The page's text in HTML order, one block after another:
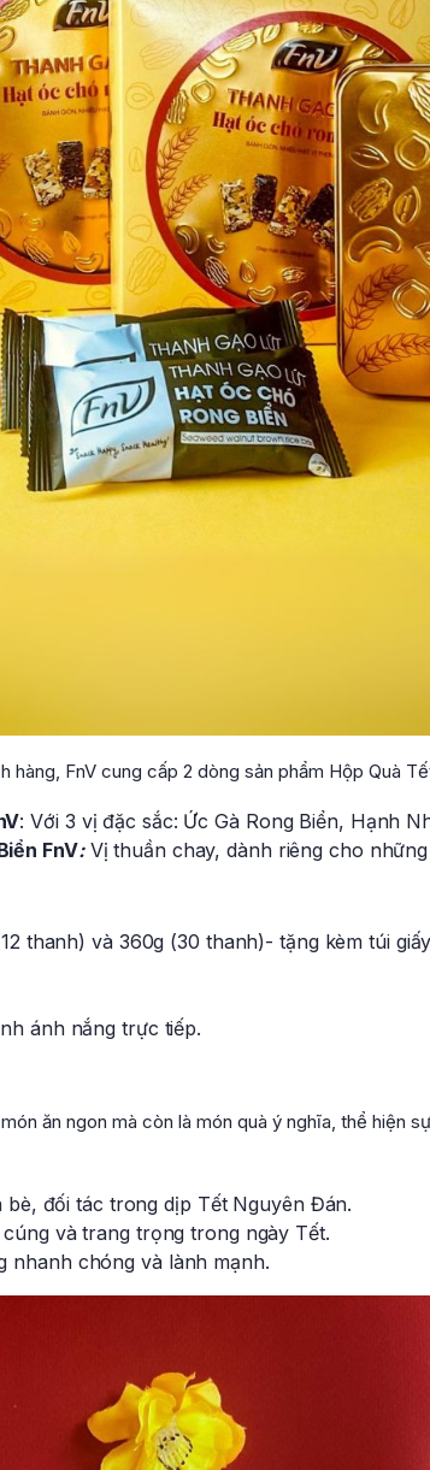
FnV cung cấp 2 dòng sản phẩm Hộp Quà
: Với 3 vị đặc sắc: Ức Gà Rong Biển, Hạnh
FnV:Vị thuần chay, dành riêng cho
thanh) và 360g (30 thanh)- tặng kèm túi giấy
ánh nắng trực tiếp.
ăn ngon mà còn là món quà ý nghĩa, thể hiện
bè, đối tác trong dịp Tết Nguyên Đán.
và trang trọng trong ngày Tết.
nhanh chóng và lành mạnh.